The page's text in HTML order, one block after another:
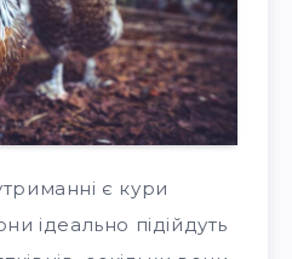
є кури
ідеально підійдуть